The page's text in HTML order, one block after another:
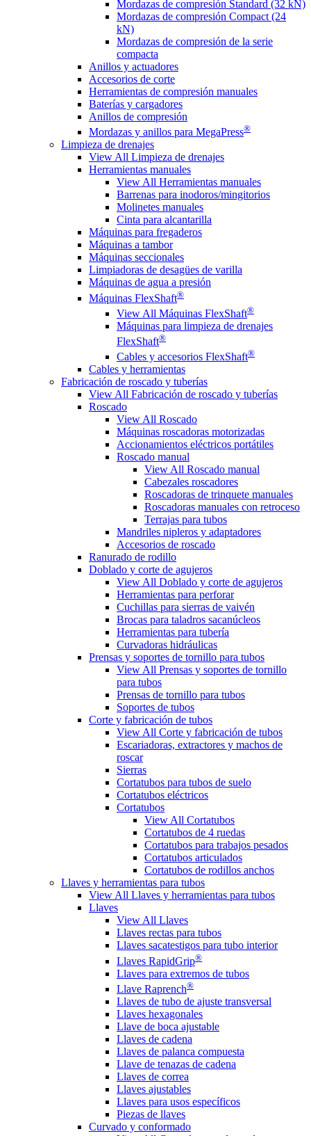
Mordazas de compresión Standard (32 kN)
Mordazas de compresión Compact (24
kN)
Mordazas de compresión de la serie
compacta
Anillos y actuadores
Accesorios de corte
Herramientas de compresión manuales
Baterías y cargadores
Anillos de compresión
Mordazas y anillos para MegaPress®
Limpieza de drenajes
View All Limpieza de drenajes
Herramientas manuales
View All Herramientas manuales
Barrenas para inodoros/mingitorios
Molinetes manuales
Cinta para alcantarilla
Máquinas para fregaderos
Máquinas a tambor
Máquinas seccionales
Limpiadoras de desagües de varilla
Máquinas de agua a presión
Máquinas FlexShaft®
View All Máquinas FlexShaft®
Máquinas para limpieza de drenajes
FlexShaft®
Cables y accesorios FlexShaft®
Cables y herramientas
Fabricación de roscado y tuberías
View All Fabricación de roscado y tuberías
Roscado
View All Roscado
Máquinas roscadoras motorizadas
Accionamientos eléctricos portátiles
Roscado manual
View All Roscado manual
Cabezales roscadores
Roscadoras de trinquete manuales
Roscadoras manuales con retroceso
Terrajas para tubos
Mandriles nipleros y adaptadores
Accesorios de roscado
Ranurado de rodillo
Doblado y corte de agujeros
View All Doblado y corte de agujeros
Herramientas para perforar
Cuchillas para sierras de vaivén
Brocas para taladros sacanúcleos
Herramientas para tubería
Curvadoras hidráulicas
Prensas y soportes de tornillo para tubos
View All Prensas y soportes de tornillo
para tubos
Prensas de tornillo para tubos
Soportes de tubos
Corte y fabricación de tubos
View All Corte y fabricación de tubos
Escariadoras, extractores y machos de
roscar
Sierras
Cortatubos para tubos de suelo
Cortatubos eléctricos
Cortatubos
View All Cortatubos
Cortatubos de 4 ruedas
Cortatubos para trabajos pesados
Cortatubos articulados
Cortatubos de rodillos anchos
Llaves y herramientas para tubos
View All Llaves y herramientas para tubos
Llaves
View All Llaves
Llaves rectas para tubos
Llaves sacatestigos para tubo interior
Llaves RapidGrip®
Llaves para extremos de tubos
Llave Raprench®
Llaves de tubo de ajuste transversal
Llaves hexagonales
Llave de boca ajustable
Llaves de cadena
Llaves de palanca compuesta
Llave de tenazas de cadena
Llaves de correa
Llaves ajustables
Llaves para usos específicos
Piezas de llaves
Curvado y conformado